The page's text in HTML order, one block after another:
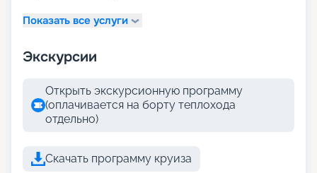
Показать все услуги
Экскурсии
Открыть экскурсионную программу
(оплачивается на борту теплохода
отдельно)
Скачать программу круиза